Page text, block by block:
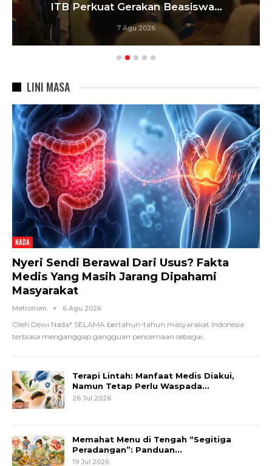
ITB Perkuat Gerakan Beasiswa…
7 Agu 2026
LINI MASA
NADA
Nyeri Sendi Berawal Dari Usus? Fakta
Medis Yang Masih Jarang Dipahami
Masyarakat
Metronom 6 Agu 2026
Oleh Dewi Nada* SELAMA bertahun-tahun masyarakat Indonesia
terbiasa menganggap gangguan pencernaan sebagai
Terapi Lintah: Manfaat Medis Diakui,
Namun Tetap Perlu Waspada…
26 Jul 2026
Memahat Menu di Tengah “Segitiga
Peradangan”: Panduan…
19 Jul 2026